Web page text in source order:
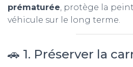
prématurée, protège la
véhicule sur le long terme.
🚗 1. Préserver la